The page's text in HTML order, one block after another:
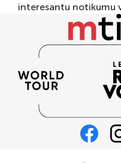
interesantu notikumu